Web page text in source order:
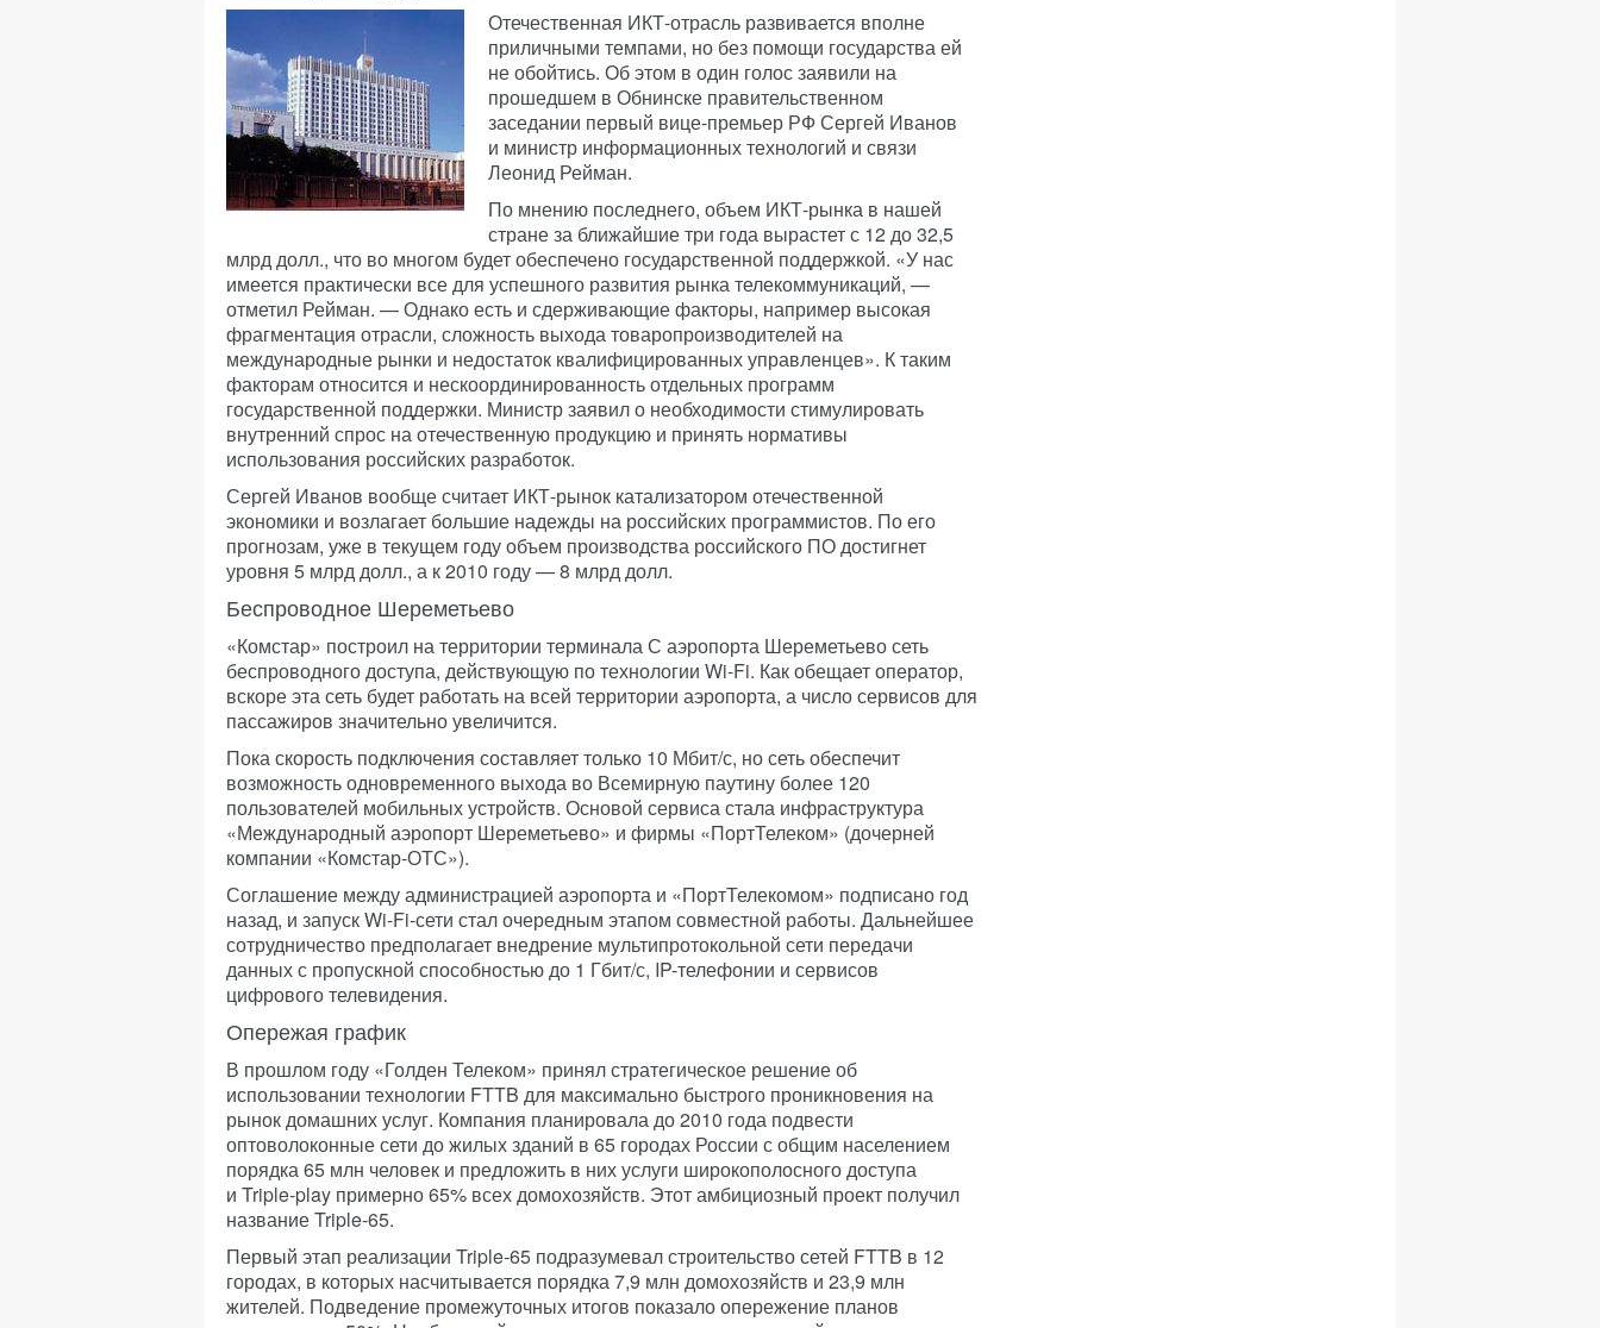
Отечественная ИКТ-отрасль развивается вполне
приличными темпами, но без помощи государства ей
не обойтись. Об этом в один голос заявили на
прошедшем в Обнинске правительственном
заседании первый вице-премьер РФ Сергей Иванов
и министр информационных технологий и связи
Леонид Рейман.
По мнению последнего, объем ИКТ-рынка в нашей
стране за ближайшие три года вырастет с 12 до 32,5
млрд долл., что во многом будет обеспечено государственной поддержкой. «У нас
имеется практически все для успешного развития рынка телекоммуникаций, —
отметил Рейман. — Однако есть и сдерживающие факторы, например высокая
фрагментация отрасли, сложность выхода товаропроизводителей на
международные рынки и недостаток квалифицированных управленцев». К таким
факторам относится и нескоординированность отдельных программ
государственной поддержки. Министр заявил о необходимости стимулировать
внутренний спрос на отечественную продукцию и принять нормативы
использования российских разработок.
Сергей Иванов вообще считает ИКТ-рынок катализатором отечественной
экономики и возлагает большие надежды на российских программистов. По его
прогнозам, уже в текущем году объем производства российского ПО достигнет
уровня 5 млрд долл., а к 2010 году — 8 млрд долл.
Беспроводное Шереметьево
«Комстар» построил на территории терминала С аэропорта Шереметьево сеть
беспроводного доступа, действующую по технологии Wi-Fi. Как обещает оператор,
вскоре эта сеть будет работать на всей территории аэропорта, а число сервисов для
пассажиров значительно увеличится.
Пока скорость подключения составляет только 10 Мбит/с, но сеть обеспечит
возможность одновременного выхода во Всемирную паутину более 120
пользователей мобильных устройств. Основой сервиса стала инфраструктура
«Международный аэропорт Шереметьево» и фирмы «ПортТелеком» (дочерней
компании «Комстар-ОТС»).
Соглашение между администрацией аэропорта и «ПортТелекомом» подписано год
назад, и запуск Wi-Fi-сети стал очередным этапом совместной работы. Дальнейшее
сотрудничество предполагает внедрение мультипротокольной сети передачи
данных с пропускной способностью до 1 Гбит/с, IP-телефонии и сервисов
цифрового телевидения.
Опережая график
В прошлом году «Голден Телеком» принял стратегическое решение об
использовании технологии FTTB для максимально быстрого проникновения на
рынок домашних услуг. Компания планировала до 2010 года подвести
оптоволоконные сети до жилых зданий в 65 городах России с общим населением
порядка 65 млн человек и предложить в них услуги широкополосного доступа
и Triple-play примерно 65% всех домохозяйств. Этот амбициозный проект получил
название Triple-65.
Первый этап реализации Triple-65 подразумевал строительство сетей FTTB в 12
городах, в которых насчитывается порядка 7,9 млн домохозяйств и 23,9 млн
жителей. Подведение промежуточных итогов показало опережение планов